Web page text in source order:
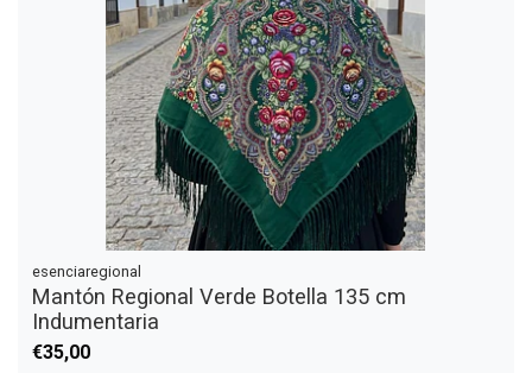
esenciaregional
Mantón Regional Verde Botella 135 cm
Indumentaria
€35,00